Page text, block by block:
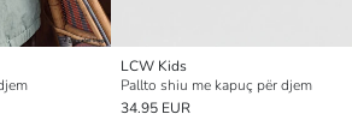
LCW Kids
Pallto shiu me kapuç për djem
34.95 EUR